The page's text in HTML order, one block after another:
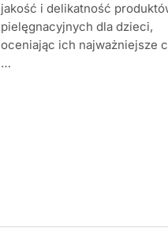
jakość i delikatność
pielęgnacyjnych dla dzieci,
oceniając ich najważniejsze
…